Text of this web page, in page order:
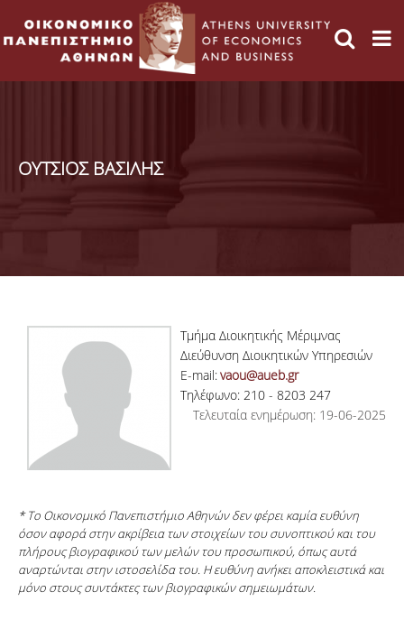
ΟΥΤΣΙΟΣ ΒΑΣΙΛΗΣ
Τμήμα Διοικητικής Μέριμνας
Διεύθυνση Διοικητικών Υπηρεσιών
E-mail:vaou@aueb.gr
Τηλέφωνο: 210 - 8203 247
Τελευταία ενημέρωση: 19-06-2025
* Το Οικονομικό Πανεπιστήμιο Αθηνών δεν φέρει καμία ευθύνη
όσον αφορά στην ακρίβεια των στοιχείων του συνοπτικού και του
πλήρους βιογραφικού των μελών του προσωπικού, όπως αυτά
αναρτώνται στην ιστοσελίδα του. Η ευθύνη ανήκει αποκλειστικά και
μόνο στους συντάκτες των βιογραφικών σημειωμάτων.